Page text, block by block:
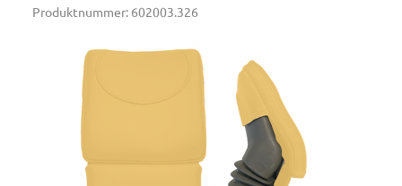
Produktnummer: 602003.326